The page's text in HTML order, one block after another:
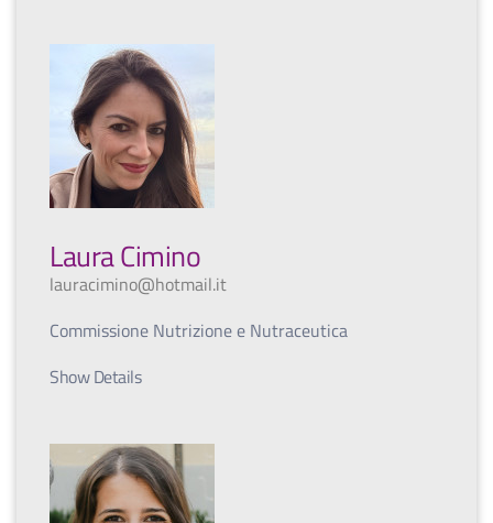
Laura Cimino
lauracimino@hotmail.it
Commissione Nutrizione e Nutraceutica
Show Details